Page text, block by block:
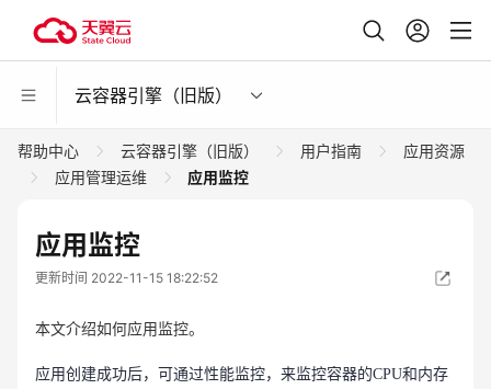
云容器引擎（旧版）
帮助中心 云容器引擎（旧版） 用户指南
应用资源
应用管理运维
应用监控
应用监控
更新时间 2022-11-15 18:22:52
本文介绍如何应用监控。
应用创建成功后，可通过性能监控，来监控容器的CPU和内存